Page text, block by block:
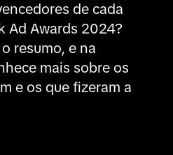
de cada
Ad Awards 2024?
resumo, e na
mais sobre os
e os que fizeram a